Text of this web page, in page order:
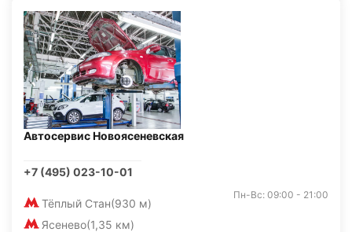
Автосервис Новоясеневская
+7 (495) 023-10-01
Тёплый Стан(930 м)
Ясенево(1,35 км)
Пн-Вс: 09:00 - 21:00